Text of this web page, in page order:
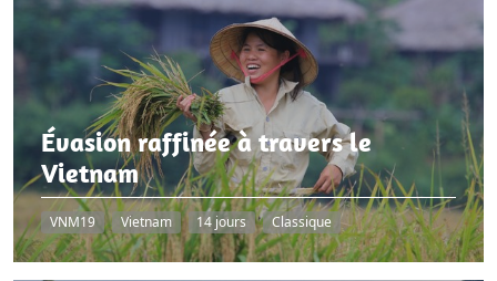
Évasion raffinée à travers le
Vietnam
VNM19 Vietnam 14 jours Classique